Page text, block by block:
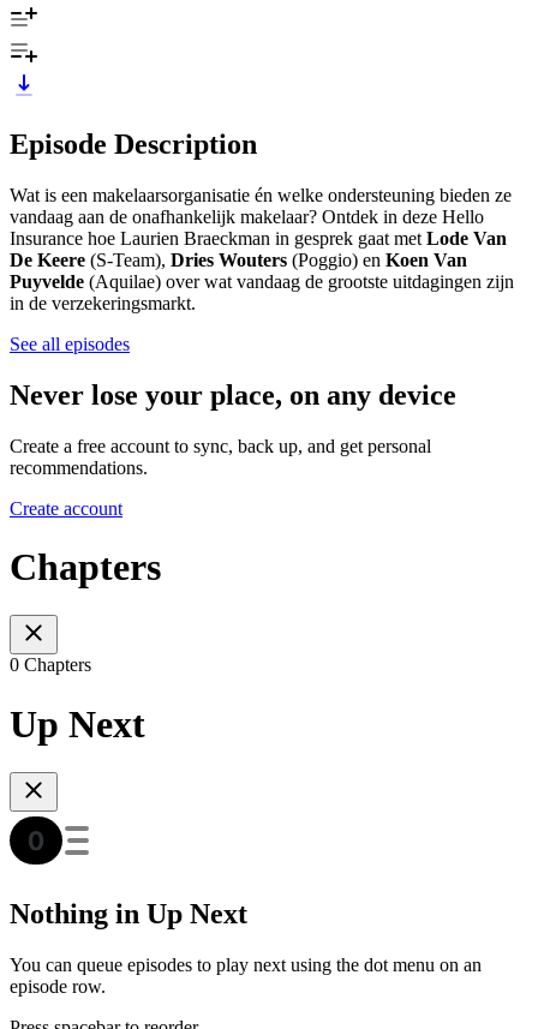
Episode Description
Wat is een makelaarsorganisatie én welke ondersteuning bieden ze
vandaag aan de onafhankelijk makelaar? Ontdek in deze Hello
Insurance hoe Laurien Braeckman in gesprek gaat met Lode Van
De Keere (S-Team), Dries Wouters (Poggio) en Koen Van
Puyvelde (Aquilae) over wat vandaag de grootste uitdagingen zijn
in de verzekeringsmarkt.
See all episodes
Never lose your place, on any device
Create a free account to sync, back up, and get personal
recommendations.
Create account
Chapters
0 Chapters
Up Next
Nothing in Up Next
You can queue episodes to play next using the dot menu on an
episode row.